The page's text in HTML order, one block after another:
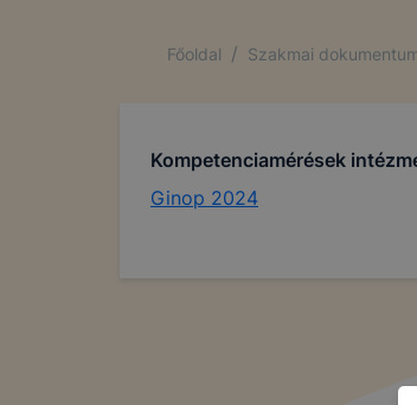
Főoldal / Szakmai
Kompetenciamérések
Ginop 2024